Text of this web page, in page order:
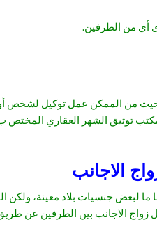
أي من الطرفين.
من الممكن عمل توكيل لشخص أو
الشهر العقاري المختص ب
الاجانب
لبعض جنسيات بلاد معينة، ولكن
الاجانب بين الطرفين عن